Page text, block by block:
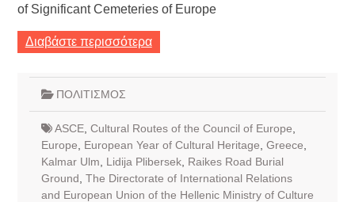
of Significant Cemeteries of Europe
Διαβάστε περισσότερα
ΠΟΛΙΤΙΣΜΟΣ
ASCE, Cultural Routes of the Council of Europe
Europe
European Year of Cultural Heritage Greece
Kalmar Ulm
Lidija Plibersek, Raikes Road Burial
Ground The Directorate of International Relations
and European Union of the Hellenic Ministry of Culture